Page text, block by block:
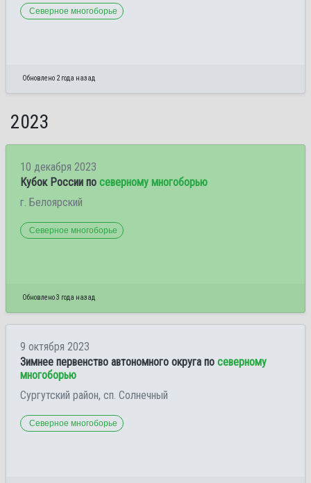
Северное многоборье
Обновлено 2 года назад
2023
10 декабря 2023
Кубок России по северному многоборью
г. Белоярский
Северное многоборье
Обновлено 3 года назад
9 октября 2023
Зимнее первенство автономного округа по северному
многоборью
Сургутский район, сп. Солнечный
Северное многоборье